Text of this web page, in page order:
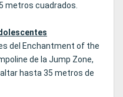
metros cuadrados.
del Enchantment of the
de la Jump Zone,
hasta 35 metros de